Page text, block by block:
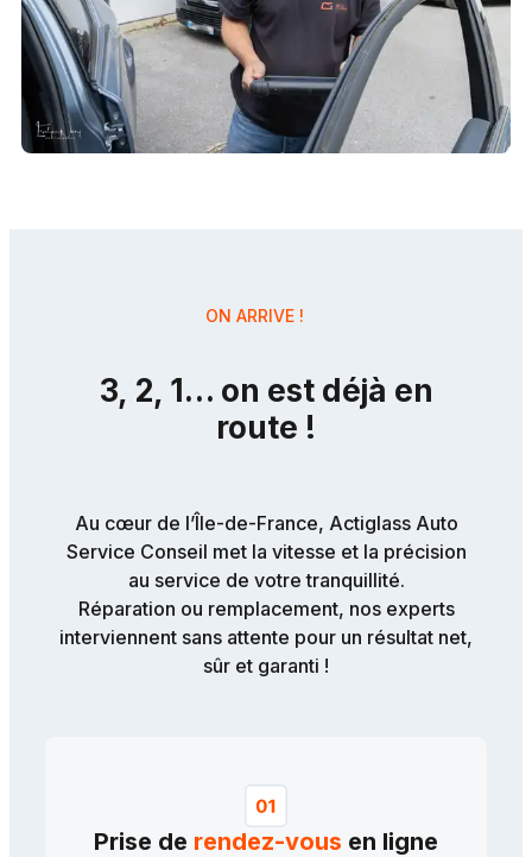
ON ARRIVE !
3, 2, 1… on est déjà en
route !
Au cœur de l’Île-de-France, Actiglass Auto
Service Conseil met la vitesse et la précision
au service de votre tranquillité.
Réparation ou remplacement, nos experts
interviennent sans attente pour un résultat net,
sûr et garanti !
Prise de rendez-vous en ligne